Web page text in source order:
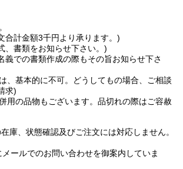
合計金額3千円より承ります。)
、書類をお知らせ下さい。)
義での書類作成の際もその旨お知らせ下さ
、基本的に不可。どうしてもの場合、ご相談
求)
用の品物もございます。品切れの際はご容赦
庫、状態確認及びご注文には対応しません。
ルでのお問い合わせを御案内していま